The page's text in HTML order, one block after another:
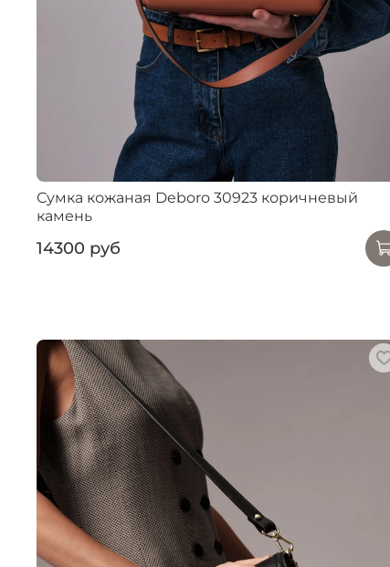
Сумка кожаная Deboro 30923 коричневый
камень
14300 руб